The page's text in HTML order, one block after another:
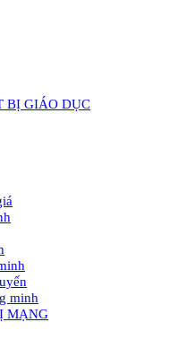
BỊ GIÁO DỤC
minh
MẠNG